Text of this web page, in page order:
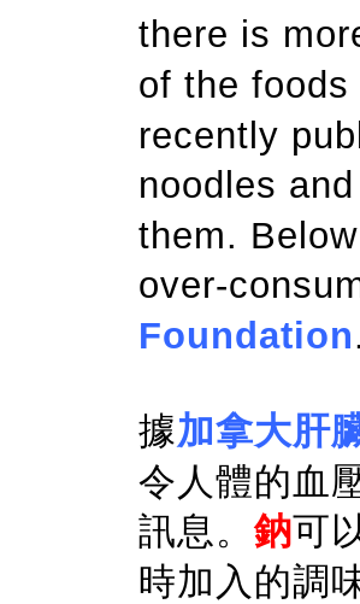
there is
of the
recently
noodles
them.
over-
Foundation.
據加拿大肝
令人體的血
訊息。鈉可
時加入的調